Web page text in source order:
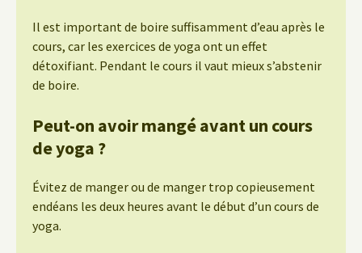
Il est important de boire suffisamment d’eau après le
cours, car les exercices de yoga ont un effet
détoxifiant. Pendant le cours il vaut mieux s’abstenir
de boire.
Peut-on avoir mangé avant un cours
de yoga ?
Évitez de manger ou de manger trop copieusement
endéans les deux heures avant le début d’un cours de
yoga.